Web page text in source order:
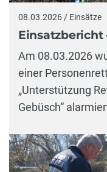
08.03.2026 / Einsätze
Einsatzbericht
Am 08.03.2026
einer
„Unterstützung
Gebüsch“